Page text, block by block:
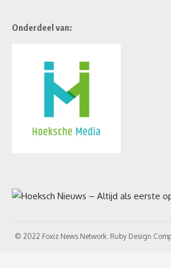
Onderdeel van:
© 2022 Foxiz News Network. Ruby Design